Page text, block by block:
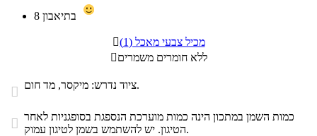
8

מכיל צבעי מאכל (1)
ללא חומרים משמרים
 ציוד נדרש: מיקסר, מד חום.
 כמות השמן במתכון הינה כמות מוערכת הנספגת בסופגניות לאחר
הטיגון. יש להשתמש בשמן לטיגון עמוק.